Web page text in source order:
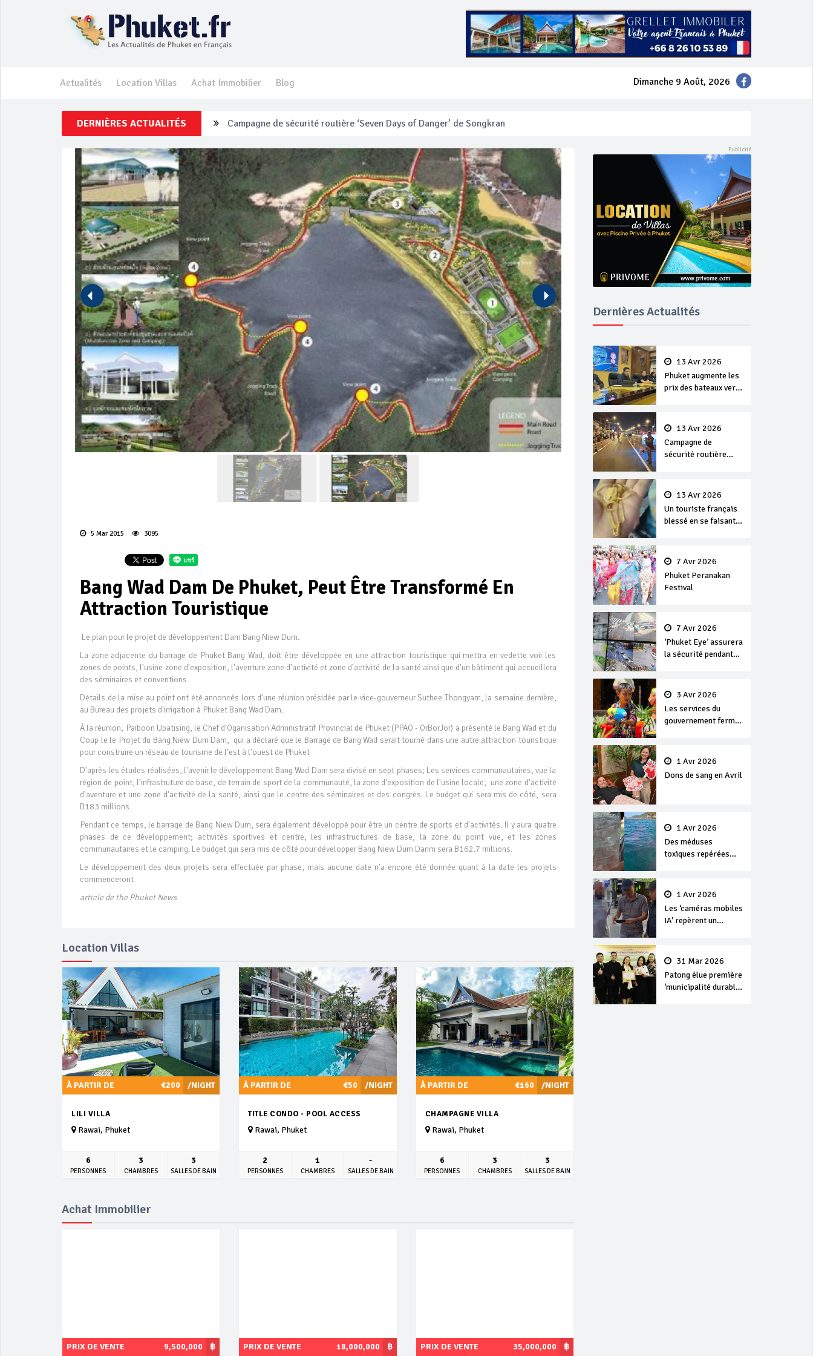
Actualités Location Villas Achat Immobilier Blog Dimanche 9 Août, 2026
DERNIÈRES ACTUALITÉS Un touriste français blessé en se faisant arracher son collier en or
Phuket Peranakan Festival
‘Phuket Eye’ assurera la sécurité pendant Songkran
Phuket augmente les prix des bateaux vers Koh Phi Phi et des excursions en mer
Campagne de sécurité routière ‘Seven Days of Danger’ de Songkran
5 Mar 2015 3095
Bang Wad Dam De Phuket, Peut Être Transformé En
Attraction Touristique
Le plan pour le projet de développement Dam Bang Niew Dum.
La zone adjacente du barrage de Phuket Bang Wad, doit être développée en une attraction touristique qui mettra en vedette voir les
zones de points, l'usine zone d'exposition, l'aventure zone d'activité et zone d'activité de la santé ainsi que d'un bâtiment qui accueillera
des séminaires et conventions.
Détails de la mise au point ont été annoncés lors d'une réunion présidée par le vice-gouverneur Suthee Thongyam, la semaine dernière,
au Bureau des projets d'irrigation à Phuket Bang Wad Dam.
À la réunion, Paiboon Upatising, le Chef d'Oganisation Administratif Provincial de Phuket (PPAO - OrBorJor) a présenté le Bang Wad et du
Coup le le Projet du Bang Niew Dum Dam, qui a déclaré que le Barrage de Bang Wad serait tourné dans une autre attraction touristique
pour construire un réseau de tourisme de l'est à l'ouest de Phuket
D'après les études réalisées, l'avenir le développement Bang Wad Dam sera divisé en sept phases; Les services communautaires, vue la
région de point, l'infrastruture de base, de terrain de sport de la communauté, la zone d'exposition de l'usine locale, une zone d'activité
d'aventure et une zone d'activité de la santé, ainsi que le centre des séminaires et des congrès. Le budget qui sera mis de côté, sera
B183 millions.
Pendant ce temps, le barrage de Bang Niew Dum, sera également développé pour être un centre de sports et d'activités. Il y aura quatre
phases de ce développement; activités sportives et centre, les infrastructures de base, la zone du point vue, et les zones
communautaires et le camping. Le budget qui sera mis de côté pour développer Bang Niew Dum Danm sera B162.7 millions.
Le développement des deux projets sera effectuée par phase, mais aucune date n'a encore été donnée quant à la date les projets
commenceront
article de the Phuket News
Dernières Actualités
13 Avr 2026
Phuket augmente les
prix des bateaux vers
13 Avr 2026
Campagne de
sécurité routière
13 Avr 2026
Un touriste français
blessé en se faisant
7 Avr 2026
Phuket Peranakan
Festival
7 Avr 2026
‘Phuket Eye’ assurera
la sécurité pendant
3 Avr 2026
Les services du
gouvernement fermés
Songkran
1 Avr 2026
Dons de sang en Avril
1 Avr 2026
Des méduses
toxiques repérées
1 Avr 2026
Les ‘caméras mobiles
IA’ repèrent un
séjour31 Mar 2026
Patong élue première
‘municipalité durable’
Location Villas
/NIGHT
À PARTIR DE €200
LILI VILLA
Rawai, Phuket
6
PERSONNES
3
CHAMBRES
3
SALLES DE BAIN
/NIGHT
À PARTIR DE €50
TITLE CONDO - POOL ACCESS
Rawai, Phuket
2
PERSONNES
1
CHAMBRES
-
SALLES DE BAIN
/NIGHT
À PARTIR DE €160
CHAMPAGNE VILLA
Rawai, Phuket
6
PERSONNES
3
CHAMBRES
3
SALLES DE BAIN
Achat Immobilier
฿
PRIX DE VENTE 9,500,000 ฿
PRIX DE VENTE 18,000,000 ฿
PRIX DE VENTE 35,000,000